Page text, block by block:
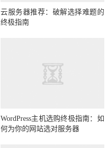
云服务器推荐：破解选择难题的
终极指南
WordPress主机选购终极指南：如
何为你的网站选对服务器